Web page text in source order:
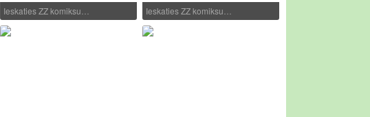
Ieskaties ZZ komiksu… Ieskaties ZZ komiksu…